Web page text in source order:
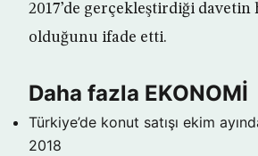
2017’de gerçekleştirdiği
olduğunu ifade etti.
Daha fazla EKONOMİ
Türkiye’de konut satışı ekim
2018